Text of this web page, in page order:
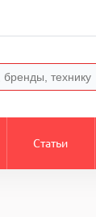
Статьи